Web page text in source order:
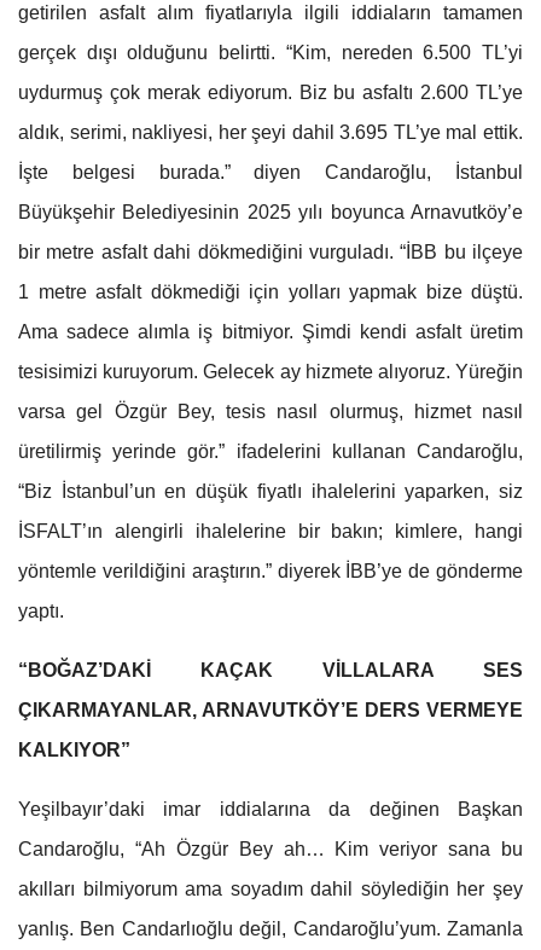
getirilen asfalt alım fiyatlarıyla ilgili iddiaların tamamen
gerçek dışı olduğunu belirtti. “Kim, nereden 6.500 TL’yi
uydurmuş çok merak ediyorum. Biz bu asfaltı 2.600 TL’ye
aldık, serimi, nakliyesi, her şeyi dahil 3.695 TL’ye mal ettik.
İşte belgesi burada.” diyen Candaroğlu, İstanbul
Büyükşehir Belediyesinin 2025 yılı boyunca Arnavutköy’e
bir metre asfalt dahi dökmediğini vurguladı. “İBB bu ilçeye
1 metre asfalt dökmediği için yolları yapmak bize düştü.
Ama sadece alımla iş bitmiyor. Şimdi kendi asfalt üretim
tesisimizi kuruyorum. Gelecek ay hizmete alıyoruz. Yüreğin
varsa gel Özgür Bey, tesis nasıl olurmuş, hizmet nasıl
üretilirmiş yerinde gör.” ifadelerini kullanan Candaroğlu,
“Biz İstanbul’un en düşük fiyatlı ihalelerini yaparken, siz
İSFALT’ın alengirli ihalelerine bir bakın; kimlere, hangi
yöntemle verildiğini araştırın.” diyerek İBB’ye de gönderme
yaptı.
“BOĞAZ’DAKİ KAÇAK VİLLALARA SES
ÇIKARMAYANLAR, ARNAVUTKÖY’E DERS VERMEYE
KALKIYOR”
Yeşilbayır’daki imar iddialarına da değinen Başkan
Candaroğlu, “Ah Özgür Bey ah… Kim veriyor sana bu
akılları bilmiyorum ama soyadım dahil söylediğin her şey
yanlış. Ben Candarlıoğlu değil, Candaroğlu’yum. Zamanla